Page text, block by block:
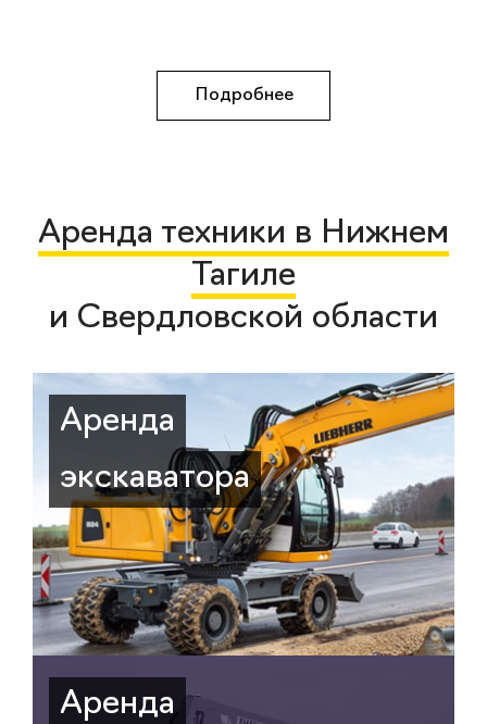
Подробнее
Аренда техники в Нижнем
Тагиле
и Свердловской области
Аренда
экскаватора
Аренда